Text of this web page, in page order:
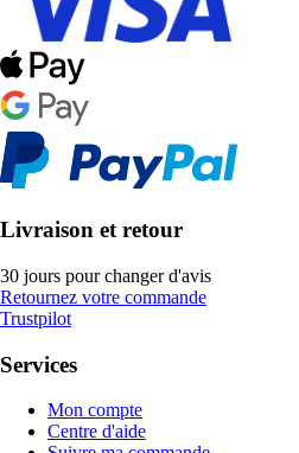
Livraison et retour
30 jours pour changer d'avis
Retournez votre commande
Trustpilot
Services
Mon compte
Centre d'aide